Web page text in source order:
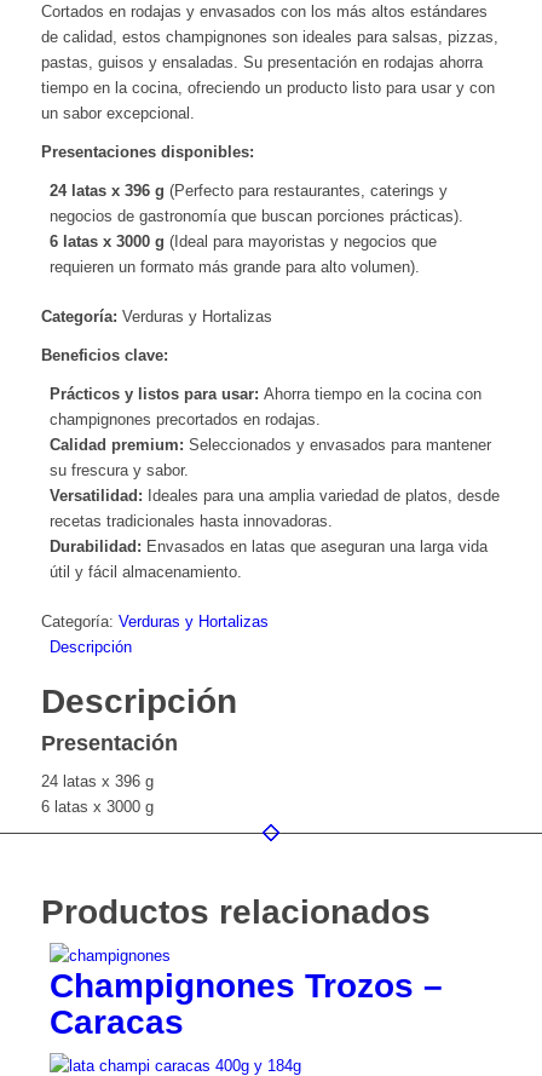
Cortados en rodajas y envasados con los más altos estándares
de calidad, estos champignones son ideales para salsas, pizzas,
pastas, guisos y ensaladas. Su presentación en rodajas ahorra
tiempo en la cocina, ofreciendo un producto listo para usar y con
un sabor excepcional.
Presentaciones disponibles:
24 latas x 396 g (Perfecto para restaurantes, caterings y
negocios de gastronomía que buscan porciones prácticas).
6 latas x 3000 g (Ideal para mayoristas y negocios que
requieren un formato más grande para alto volumen).
Categoría: Verduras y Hortalizas
Beneficios clave:
Prácticos y listos para usar: Ahorra tiempo en la cocina con
champignones precortados en rodajas.
Calidad premium: Seleccionados y envasados para mantener
su frescura y sabor.
Versatilidad: Ideales para una amplia variedad de platos, desde
recetas tradicionales hasta innovadoras.
Durabilidad: Envasados en latas que aseguran una larga vida
útil y fácil almacenamiento.
Categoría: Verduras y Hortalizas
Descripción
Descripción
Presentación
24 latas x 396 g
6 latas x 3000 g
Productos relacionados
Champignones Trozos –
Caracas